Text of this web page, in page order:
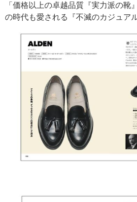
「価格以上の卓越品質『実力派の靴
の時代も愛される『不滅のカジュア